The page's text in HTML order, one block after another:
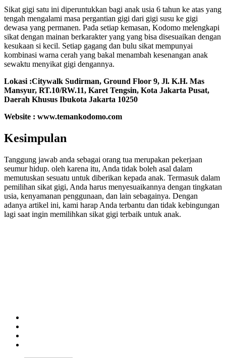
Sikat gigi satu ini diperuntukkan bagi anak usia 6 tahun ke atas yang
tengah mengalami masa pergantian gigi dari gigi susu ke gigi
dewasa yang permanen. Pada setiap kemasan, Kodomo melengkapi
sikat dengan mainan berkarakter yang yang bisa disesuaikan dengan
kesukaan si kecil. Setiap gagang dan bulu sikat mempunyai
kombinasi warna cerah yang bakal menambah kesenangan anak
sewaktu menyikat gigi dengannya.
Lokasi :Citywalk Sudirman, Ground Floor 9, Jl. K.H. Mas
Mansyur, RT.10/RW.11, Karet Tengsin, Kota Jakarta Pusat,
Daerah Khusus Ibukota Jakarta 10250
Website : www.temankodomo.com
Kesimpulan
Tanggung jawab anda sebagai orang tua merupakan pekerjaan
seumur hidup. oleh karena itu, Anda tidak boleh asal dalam
memutuskan sesuatu untuk diberikan kepada anak. Termasuk dalam
pemilihan sikat gigi, Anda harus menyesuaikannya dengan tingkatan
usia, kenyamanan penggunaan, dan lain sebagainya. Dengan
adanya artikel ini, kami harap Anda terbantu dan tidak kebingungan
lagi saat ingin memilihkan sikat gigi terbaik untuk anak.